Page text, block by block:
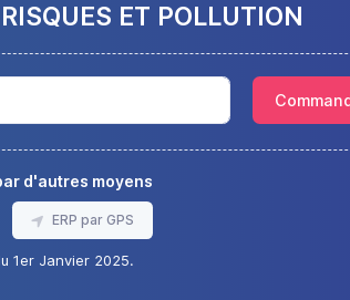
ET POLLUTION
d'autres moyens
ERP par GPS
1er Janvier 2025.